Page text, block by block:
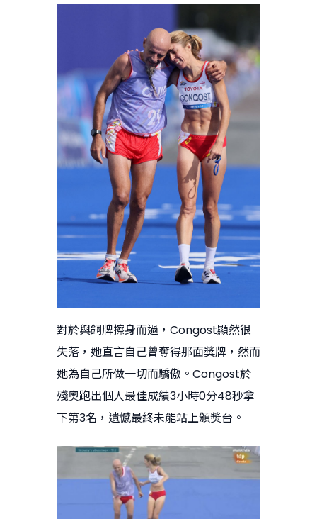
對於與銅牌擦身而過，Congost顯然很
失落，她直言自己曾奪得那面獎牌，然而
她為自己所做一切而驕傲。Congost於
殘奧跑出個人最佳成績3小時0分48秒拿
下第3名，遺憾最終未能站上頒獎台。